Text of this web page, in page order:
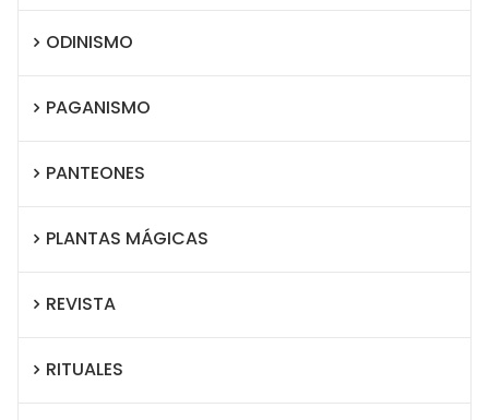
ODINISMO
PAGANISMO
PANTEONES
PLANTAS MÁGICAS
REVISTA
RITUALES